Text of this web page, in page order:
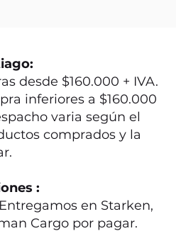
desde $160.000 + IVA.
inferiores a $160.000
varia según el
comprados y la
:
en Starken,
Cargo por pagar.